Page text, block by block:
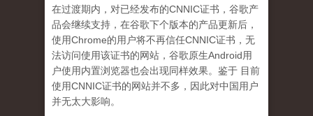
在过渡期内，对已经发布的CNNIC证书，谷歌产
品会继续支持，在谷歌下个版本的产品更新后，
使用Chrome的用户将不再信任CNNIC证书，无
法访问使用该证书的网站，谷歌原生Android用
户使用内置浏览器也会出现同样效果。鉴于 目前
使用CNNIC证书的网站并不多，因此对中国用户
并无太大影响。